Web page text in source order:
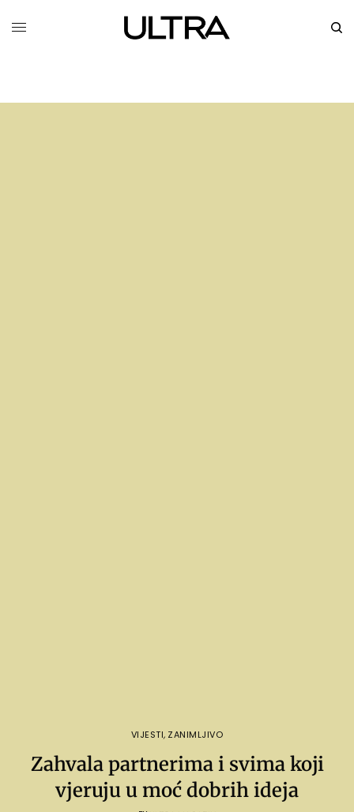
VIJESTI, ZANIMLJIVO
Zahvala partnerima i svima koji
vjeruju u moć dobrih ideja